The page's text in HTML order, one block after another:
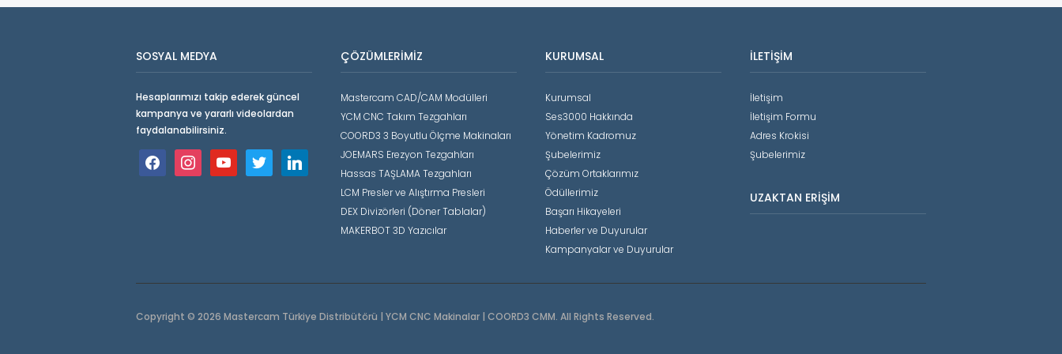
SOSYAL MEDYA
Hesaplarımızı takip ederek güncel
kampanya ve yararlı videolardan
faydalanabilirsiniz.
facebookinstagramyoutube twitter linkedin
ÇÖZÜMLERIMIZ
Mastercam CAD/CAM Modülleri
YCM CNC Takım Tezgahları
COORD3 3 Boyutlu Ölçme Makinaları
JOEMARS Erezyon Tezgahları
Hassas TAŞLAMA Tezgahları
LCM Presler ve Alıştırma Presleri
DEX Divizörleri (Döner Tablalar)
MAKERBOT 3D Yazıcılar
KURUMSAL
Kurumsal
Ses3000 Hakkında
Yönetim Kadromuz
Şubelerimiz
Çözüm Ortaklarımız
Ödüllerimiz
Başarı Hikayeleri
Haberler ve Duyurular
Kampanyalar ve Duyurular
İLETIŞIM
İletişim
İletişim Formu
Adres Krokisi
Şubelerimiz
UZAKTAN ERIŞIM
Copyright © 2026 Mastercam Türkiye Distribütörü | YCM CNC Makinalar | COORD3 CMM. All Rights Reserved.